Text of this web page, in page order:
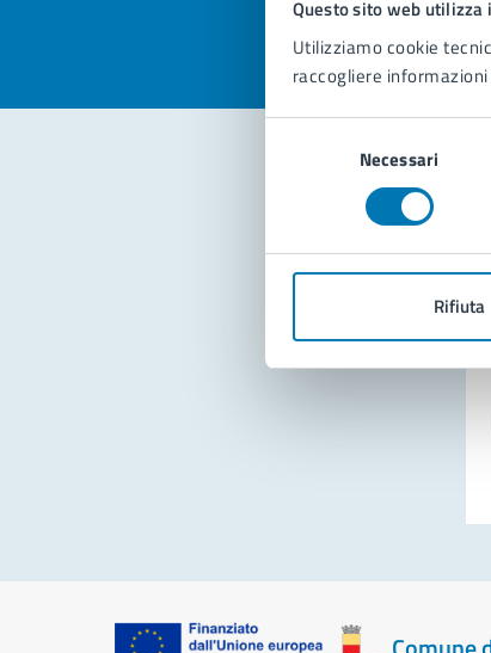
Questo sito web utilizza
Utilizziamo cookie
raccogliere
Necessari
Rifiuta